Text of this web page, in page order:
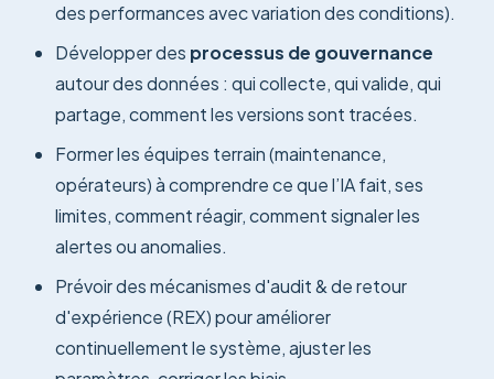
des performances avec variation des conditions).
Développer des processus de gouvernance
autour des données : qui collecte, qui valide, qui
partage, comment les versions sont tracées.
Former les équipes terrain (maintenance,
opérateurs) à comprendre ce que l’IA fait, ses
limites, comment réagir, comment signaler les
alertes ou anomalies.
Prévoir des mécanismes d'audit & de retour
d'expérience (REX) pour améliorer
continuellement le système, ajuster les